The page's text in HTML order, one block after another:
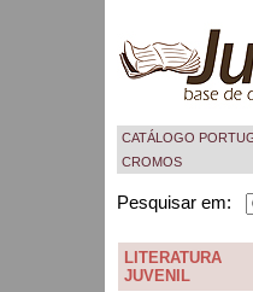
CATÁLOGO
CROMOS
Pesquisar em:
LITERATURA
JUVENIL